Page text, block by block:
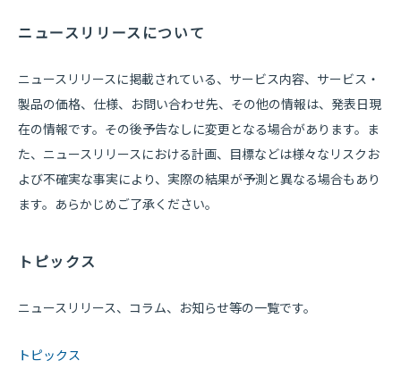
ニュースリリースについて
ニュースリリースに掲載されている、サービス内容、サービス・
製品の価格、仕様、お問い合わせ先、その他の情報は、発表日現
在の情報です。その後予告なしに変更となる場合があります。ま
た、ニュースリリースにおける計画、目標などは様々なリスクお
よび不確実な事実により、実際の結果が予測と異なる場合もあり
ます。あらかじめご了承ください。
トピックス
ニュースリリース、コラム、お知らせ等の一覧です。
トピックス